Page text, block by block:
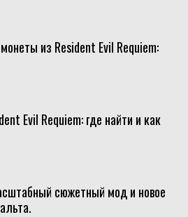
из Resident Evil Requiem:
Evil Requiem: где найти и как
сюжетный мод и новое